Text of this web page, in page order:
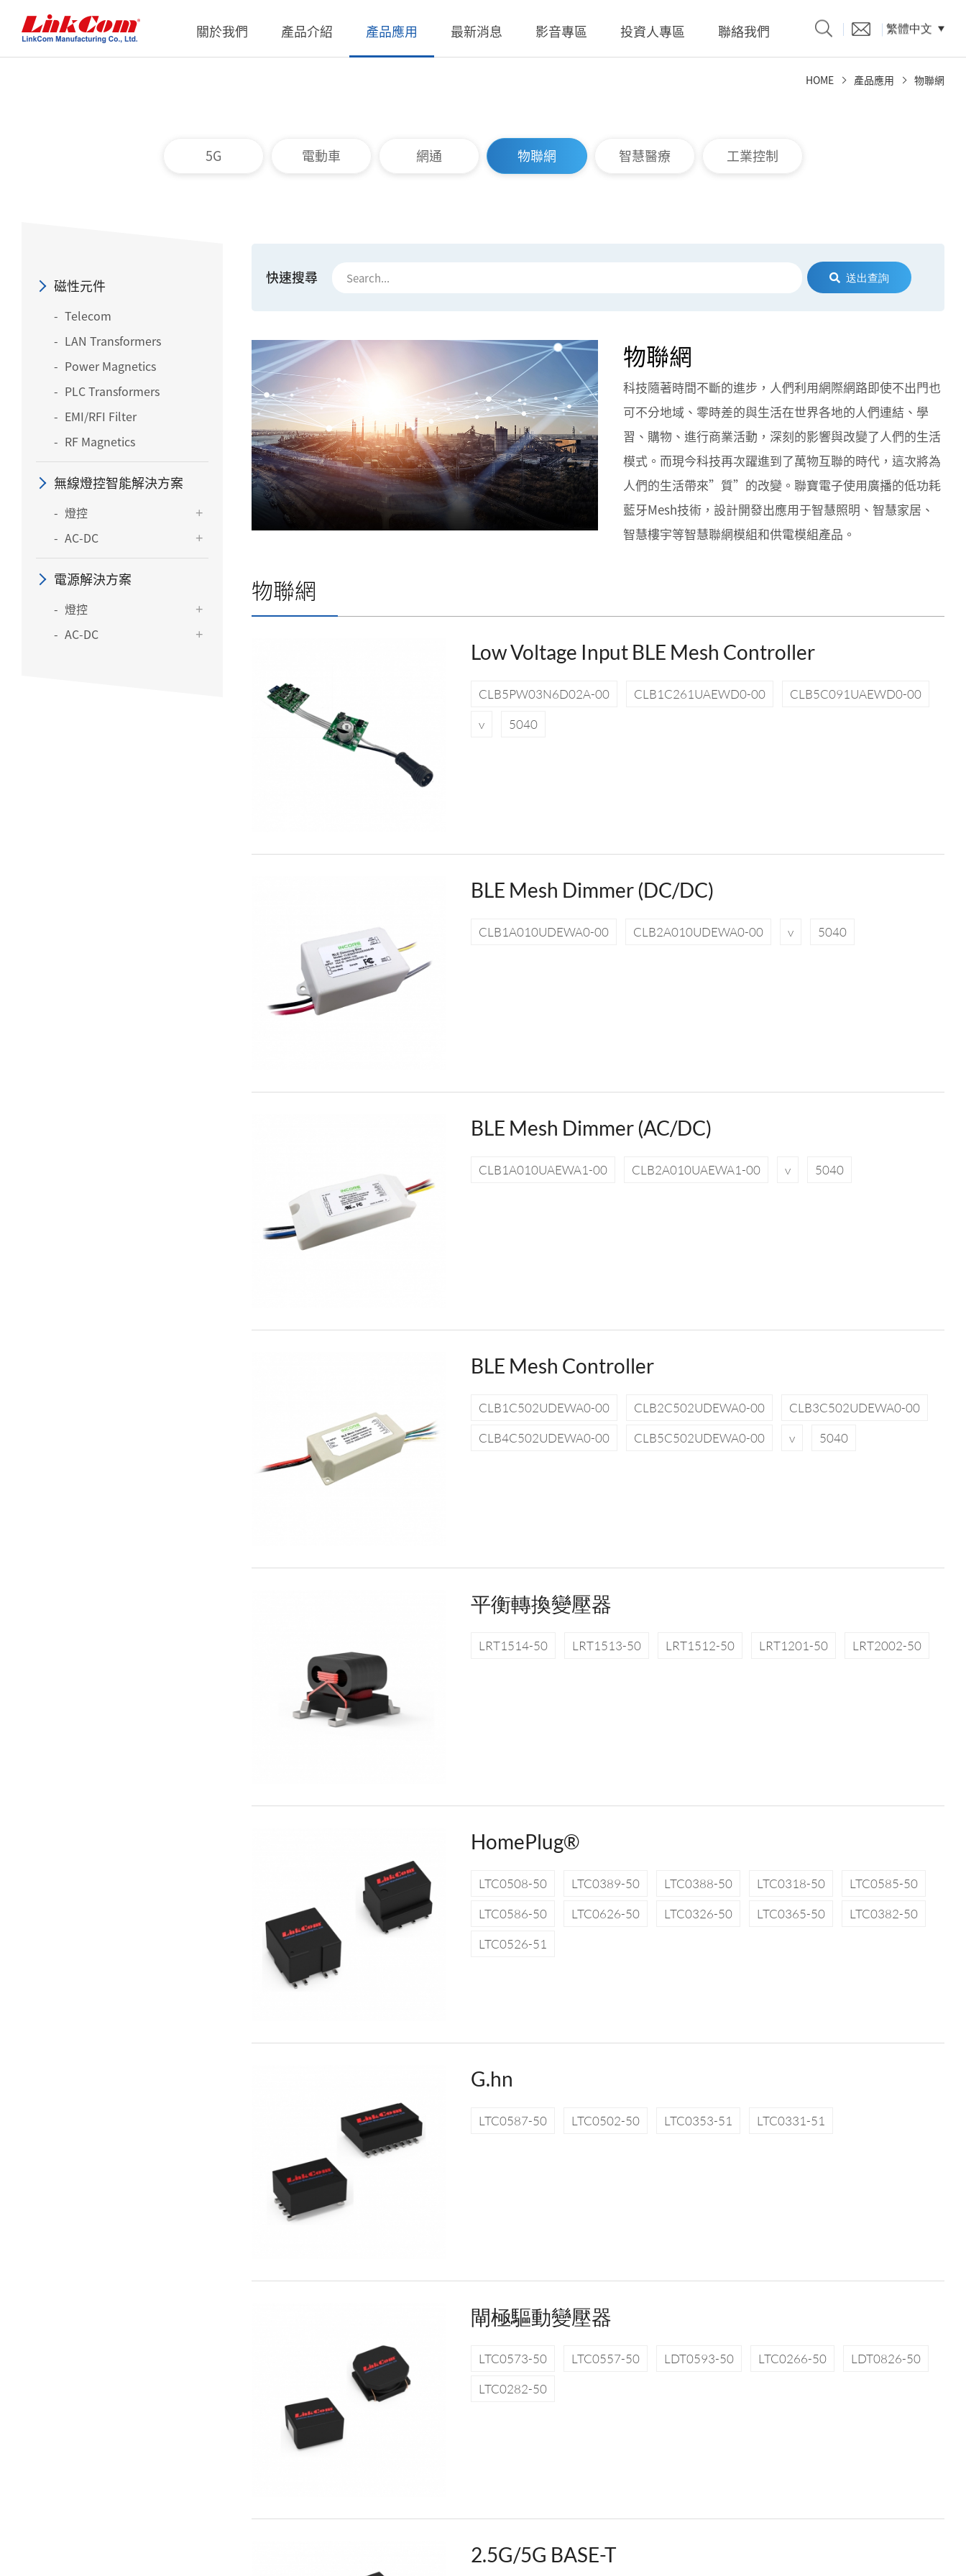
關於我們 產品介紹
低交流電壓直入
產品應用 最新消息 影音專區 投資人專區
歷年股利分派
聯絡窗口
聯絡我們 繁體中文
HOME 產品應用 物聯網
5G 電動車 網通 物聯網 智慧醫療 工業控制
磁性元件
Telecom
LAN Transformers
Power Magnetics
PLC Transformers
EMI/RFI Filter
RF Magnetics
無線燈控智能解決方案
燈控
AC-DC
電源解決方案
燈控
AC-DC
快速搜尋 送出查詢
物聯網
科技隨著時間不斷的進步，人們利用網際網路即使不出門也
可不分地域、零時差的與生活在世界各地的人們連結、學
習、購物、進行商業活動，深刻的影響與改變了人們的生活
模式。而現今科技再次躍進到了萬物互聯的時代，這次將為
人們的生活帶來”質”的改變。聯寶電子使用廣播的低功耗
藍牙Mesh技術，設計開發出應用于智慧照明、智慧家居、
智慧樓宇等智慧聯網模組和供電模組產品。
物聯網
Low Voltage Input BLE Mesh Controller
CLB5PW03N6D02A-00 CLB1C261UAEWD0-00
CLB5C091UAEWD0-00
v
5040
BLE Mesh Dimmer (DC/DC)
CLB1A010UDEWA0-00 CLB2A010UDEWA0-00 v 5040
BLE Mesh Dimmer (AC/DC)
CLB1A010UAEWA1-00 CLB2A010UAEWA1-00 v 5040
BLE Mesh Controller
CLB1C502UDEWA0-00 CLB2C502UDEWA0-00
CLB3C502UDEWA0-00
CLB4C502UDEWA0-00
CLB5C502UDEWA0-00 v 5040
平衡轉換變壓器
LRT1514-50 LRT1513-50 LRT1512-50 LRT1201-50 LRT2002-50
HomePlug®
LTC0508-50 LTC0389-50 LTC0388-50 LTC0318-50
LTC0585-50
LTC0586-50
LTC0626-50 LTC0326-50 LTC0365-50
LTC0382-50
LTC0526-51
G.hn
LTC0587-50 LTC0502-50 LTC0353-51 LTC0331-51
閘極驅動變壓器
LTC0573-50 LTC0557-50 LDT0593-50 LTC0266-50
LDT0826-50
LTC0282-50
2.5G/5G BASE-T